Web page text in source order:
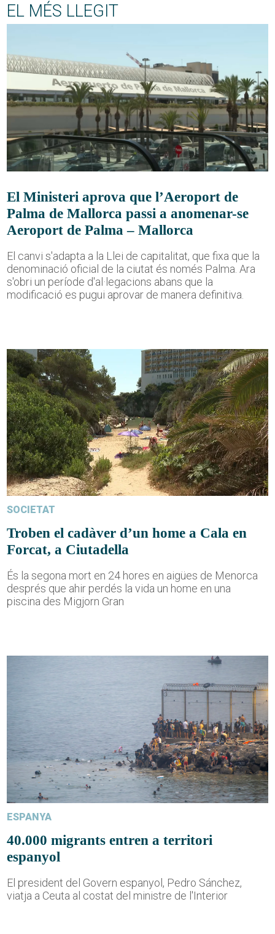
EL MÉS LLEGIT
El Ministeri aprova que l’Aeroport de
Palma de Mallorca passi a anomenar-se
Aeroport de Palma – Mallorca
El canvi s'adapta a la Llei de capitalitat, que fixa que la
denominació oficial de la ciutat és només Palma. Ara
s'obri un període d'al·legacions abans que la
modificació es pugui aprovar de manera definitiva.
SOCIETAT
Troben el cadàver d’un home a Cala en
Forcat, a Ciutadella
És la segona mort en 24 hores en aigües de Menorca
després que ahir perdés la vida un home en una
piscina des Migjorn Gran
ESPANYA
40.000 migrants entren a territori
espanyol
El president del Govern espanyol, Pedro Sánchez,
viatja a Ceuta al costat del ministre de l'Interior